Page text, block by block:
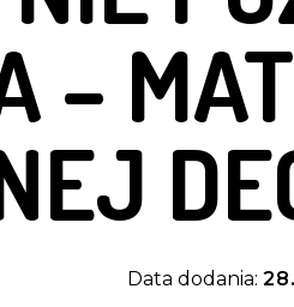
–
Data dodania: